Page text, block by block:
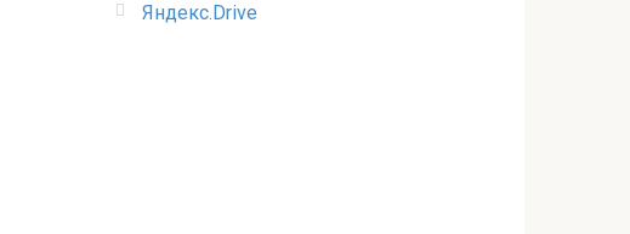
Яндекс.Drive